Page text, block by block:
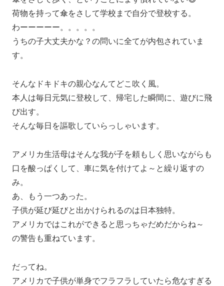
荷物を持って傘をさして学校まで自分で登校する。
わーーーーー。。。。。
うちの子大丈夫かな？の問いに全てが内包されていま
す。
そんなドキドキの親心なんてどこ吹く風。
本人は毎日元気に登校して、帰宅した瞬間に、遊びに飛
び出す。
そんな毎日を謳歌していらっしゃいます。
アメリカ生活母はそんな我が子を頼もしく思いながらも
口を酸っぱくして、車に気を付けてよ～と繰り返すの
み。
あ、もう一つあった。
子供が延び延びと出かけられるのは日本独特。
アメリカではこれができると思っちゃだめだからね～
の警告も重ねています。
だってね。
アメリカで子供が単身でフラフラしていたら危なすぎる